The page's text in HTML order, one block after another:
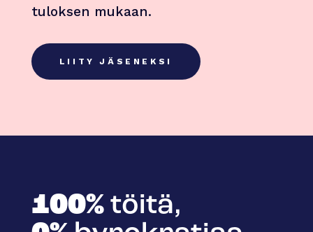
tuloksen mukaan.
LIITY JÄSENEKSI
100%töitä,